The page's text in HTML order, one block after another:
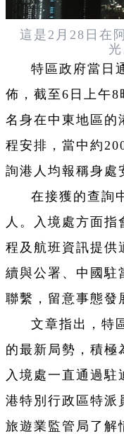
這是2月28日在
特區政府當日
佈，截至6日上午
名身在中東地區的
程安排，當中約
詢港人均報稱身處
在接獲的查詢
人。入境處方面
程及航班資訊提供
續與公署、中國駐
聯繫，留意事態發
文章指出，特
的最新局勢，積極
入境處一直通過
港特別行政區特派
旅遊業監管局了解